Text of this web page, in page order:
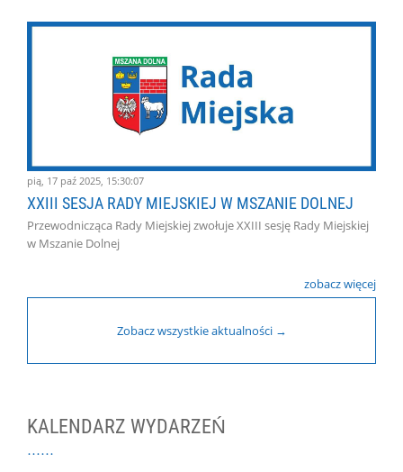
pią, 17 paź 2025, 15:30:07
XXIII SESJA RADY MIEJSKIEJ W MSZANIE DOLNEJ
Przewodnicząca Rady Miejskiej zwołuje XXIII sesję Rady Miejskiej
w Mszanie Dolnej
zobacz więcej
Zobacz wszystkie aktualności →
KALENDARZ WYDARZEŃ